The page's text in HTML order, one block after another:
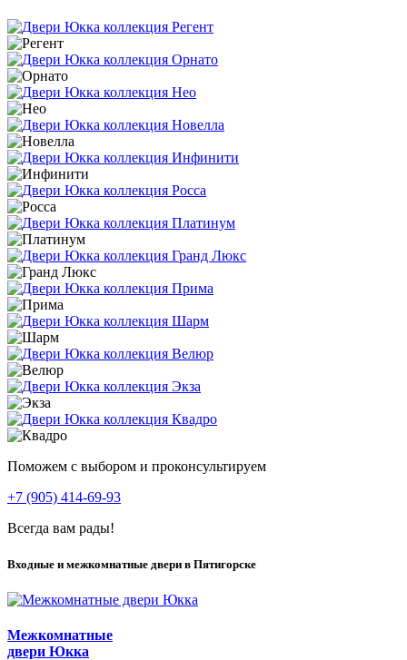
Поможем с выбором и проконсультируем
+7 (905) 414-69-93
Всегда вам рады!
Входные и межкомнатные двери в Пятигорске
Межкомнатные
двери Юкка